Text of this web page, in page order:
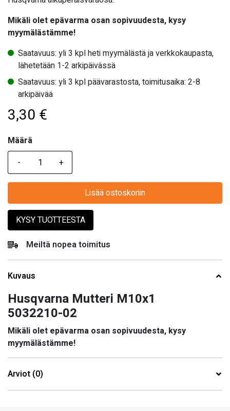
Mikäli olet epävarma osan sopivuudesta, kysy
myymälästämme!
Saatavuus: yli 3 kpl heti myymälästä ja verkkokaupasta,
lähetetään 1-2 arkipäivässä
Saatavuus: yli 3 kpl päävarastosta, toimitusaika: 2-8
arkipäivää
3,30 €
Määrä
Määrä
Lisää ostoskoriin
KYSY TUOTTEESTA
Meiltä nopea toimitus
Kuvaus
Husqvarna Mutteri M10x1
5032210-02
Mikäli olet epävarma osan sopivuudesta, kysy
myymälästämme!
Arviot (0)